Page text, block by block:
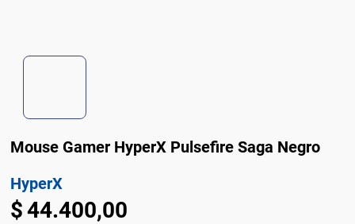
Mouse Gamer HyperX Pulsefire Saga Negro
HyperX
$44.400,00